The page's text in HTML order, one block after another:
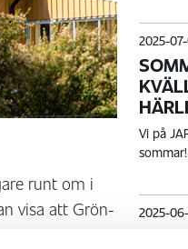
runt om i
visa att Grön-
2025-
Vi på
sommar!
2025-
🌼